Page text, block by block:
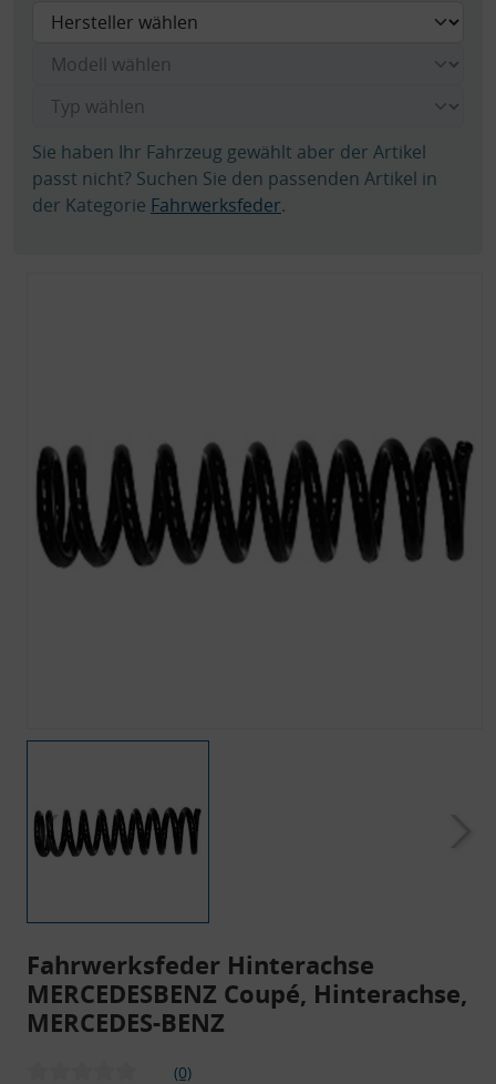
Sie haben Ihr Fahrzeug gewählt aber der Artikel
passt nicht? Suchen Sie den passenden Artikel in
der Kategorie Fahrwerksfeder.
Fahrwerksfeder Hinterachse
MERCEDESBENZ Coupé, Hinterachse,
MERCEDES-BENZ
(0)